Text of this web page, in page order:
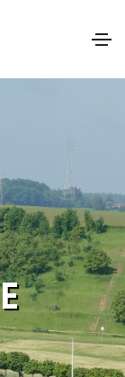
ET DE